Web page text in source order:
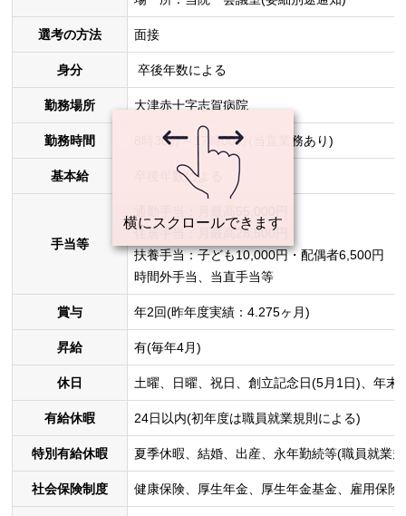
選考の方法 面接
身分 卒後年数による
勤務場所 大津赤十字志賀病院
勤務時間 8時30分～17時00分(当直業務あり)
基本給 卒後年数による
手当等
住居手当：月最高28,500円
扶養手当：子ども10,000円・配偶者6,500円
時間外手当、当直手当等
賞与 年2回(昨年度実績：4.275ヶ月)
昇給 有(毎年4月)
休日 土曜、日曜、祝日、創立記念日(5月1日)、年末
有給休暇 24日以内(初年度は職員就業規則による)
特別有給休暇 夏季休暇、結婚、出産、永年勤続等(職員就業
社会保険制度 健康保険、厚生年金、厚生年金基金、雇用保険